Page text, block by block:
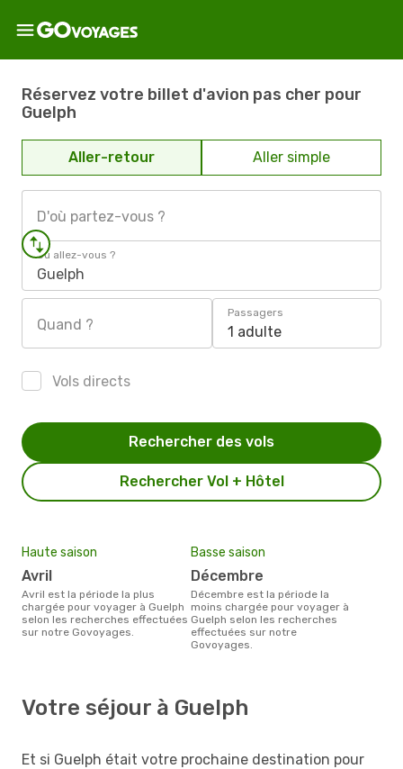
Réservez votre billet d'avion pas cher pour
Guelph
Aller-retour Aller simple
D'où partez-vous ?
Où allez-vous ?
Guelph
Quand ?
Passagers
1 adulte
Vols directs
Rechercher Vol + Hôtel
Rechercher des vols
Haute saison
avril
avril est la période la plus
chargée pour voyager à Guelph
selon les recherches effectuées
sur notre Govoyages.
Basse saison
décembre
décembre est la période la
moins chargée pour voyager à
Guelph selon les recherches
effectuées sur notre
Govoyages.
Votre séjour à Guelph
Et si Guelph était votre prochaine destination pour